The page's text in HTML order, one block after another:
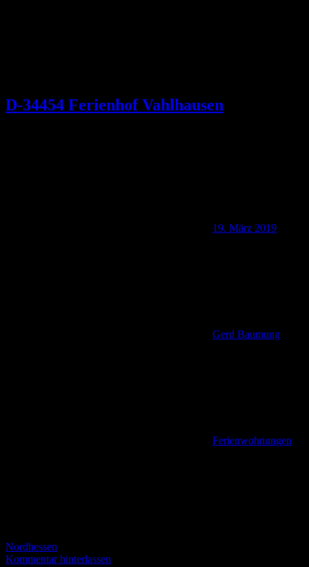
D-34454 Ferienhof Vahlhausen
19. März 2019
Gerd Baumung
Ferienwohnungen
Nordhessen
Kommentar hinterlassen